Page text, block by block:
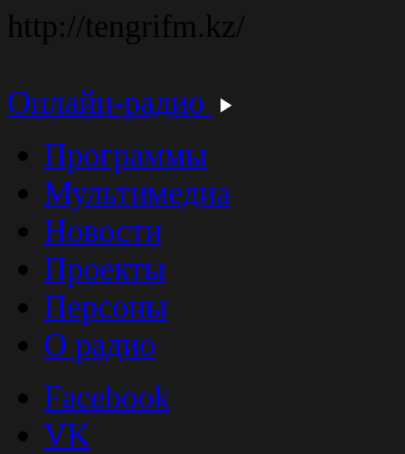
http://tengrifm.kz/
Онлайн-радио
Программы
Мультимедиа
Новости
Проекты
Персоны
О радио
Facebook
VK